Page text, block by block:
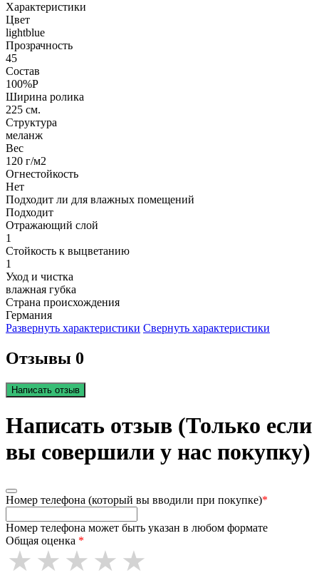
Характеристики
Цвет
lightblue
Прозрачность
45
Состав
100%P
Ширина ролика
225 см.
Структура
меланж
Вес
120 г/м2
Огнестойкость
Нет
Подходит ли для влажных помещений
Подходит
Отражающий слой
1
Стойкость к выцветанию
1
Уход и чистка
влажная губка
Страна происхождения
Германия
Развернуть характеристики Свернуть характеристики
Отзывы 0
Написать отзыв
Написать отзыв (Только если
вы совершили у нас покупку)
Номер телефона (который вы вводили при покупке)*
Номер телефона может быть указан в любом формате
Общая оценка *